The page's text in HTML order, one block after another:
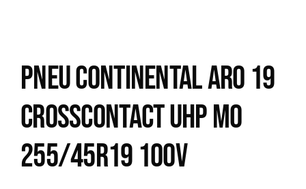
Pneu Continental Aro 19
Crosscontact UHP MO
255/45R19 100V